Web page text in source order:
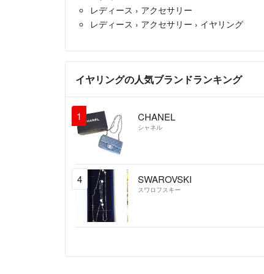
レディース › アクセサリー
レディース › アクセサリー › イヤリング
イヤリングの人気ブランドランキング
1 CHANEL
シャネル
4 SWAROVSKI
スワロフスキー